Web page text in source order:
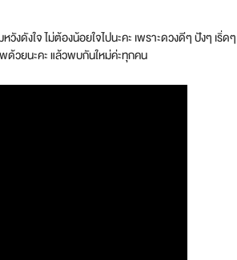
งดังใจ ไม่ต้องน้อยใจไปนะคะ เพราะดวงดีๆ ปังๆ
ด้วยนะคะ แล้วพบกันใหม่ค่ะทุกคน